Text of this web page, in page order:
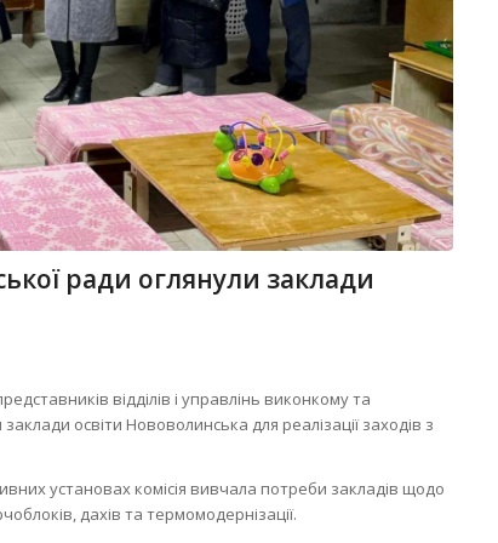
ради оглянули заклади
відділів і управлінь виконкому та
освіти Нововолинська для реалізації заходів з
установах комісія вивчала потреби закладів щодо
дахів та термомодернізації.